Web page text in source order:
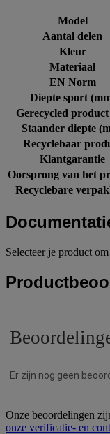
Model
Aantal delen
Kleur
Materiaal
EN Norm
Diepte sport
Gerecycled
Staander diepte
Recyclebaar
Klantgarantie
Oorsprong van het
Recyclebare
Selecteer je product
Onze beoordelingen
onze verificatie- en